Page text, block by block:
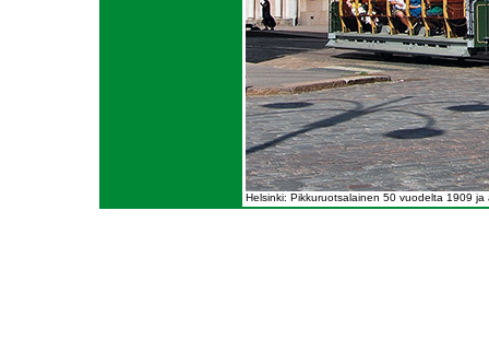
Helsinki: Pikkuruotsalainen 50 vuodelta 1909